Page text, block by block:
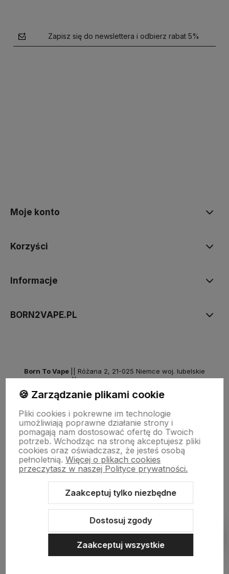
Zapisz się do newslettera i odbierz rabat 5%
Moje konto
Korzyści
Informacje
BORN2VAPE.PL
Born To Vape
|| Różana 2, 21-025 Niemce woj. lubelskie
NIP: 7141861133 || E:kontakt@born2vape.plT:665 744 477
Sklep internetowy Shoper Premium
Szablon Shoper Modern 3.0™
🍪 Zarządzanie plikami cookie
Pliki cookies i pokrewne im technologie
umożliwiają poprawne działanie strony i
pomagają nam dostosować ofertę do Twoich
potrzeb. Wchodząc na stronę akceptujesz pliki
cookies oraz oświadczasz, że jesteś osobą
pełnoletnią. Więcej o plikach cookies
przeczytasz w naszej Polityce prywatności.
Zaakceptuj tylko niezbędne
Dostosuj zgody
Zaakceptuj wszystkie